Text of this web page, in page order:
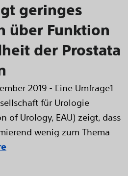
geringes
über Funktion
der Prostata
2019 - Eine Umfrage1
für Urologie
of Urology, EAU) zeigt, dass
wenig zum Thema